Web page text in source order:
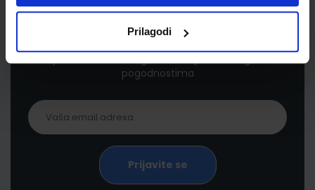
Prilagodi
Newsletter prijava
proizvodima i uslugama, akcijama i drugim
pogodnostima